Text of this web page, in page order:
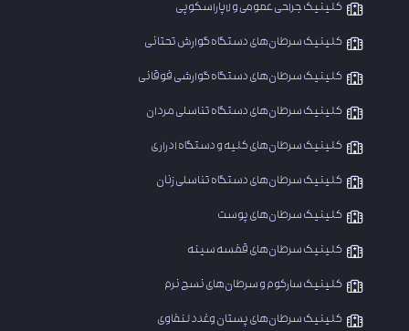
کلینیک جراحی عمومی و لاپاراسکوپی
​کلینیک سرطان‌های دستگاه گوارش تحتانی
کلینیک سرطان‌های دستگاه گوارشی فوقانی
کلینیک سرطان‌های دستگاه تناسلی مردان
کلینیک سرطان‌های کلیه و دستگاه ادراری
​کلینیک سرطان‌های دستگاه تناسلی زنان
کلینیک سرطان‌های پوست
کلینیک سرطان‌های قفسه سینه
کلینیک سارکوم و سرطان‌های نسج نرم
​کلینیک سرطان‌های پستان وغدد لنفاوی